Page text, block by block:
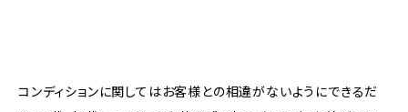
コンディションに関してはお客様との相違がないようにできるだ